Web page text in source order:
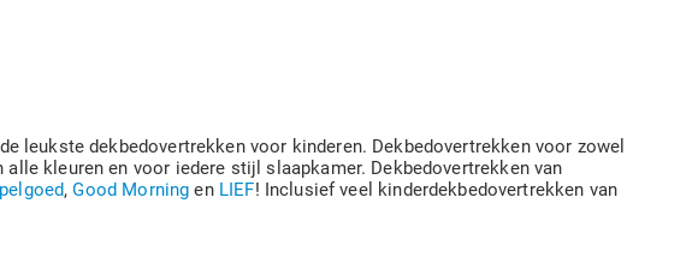
leukste dekbedovertrekken voor kinderen. Dekbedovertrekken voor zowel
kleuren en voor iedere stijl slaapkamer. Dekbedovertrekken van
,Good Morning en LIEF! Inclusief veel kinderdekbedovertrekken van